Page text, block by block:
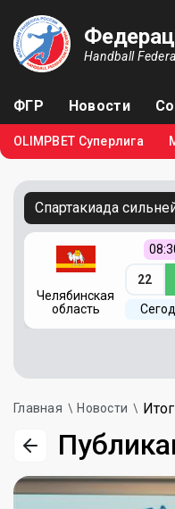
Handball
ФГР Новости
OLIMPBET Суперлига
Спартакиада
Челябинская
область
22
Главная Новости